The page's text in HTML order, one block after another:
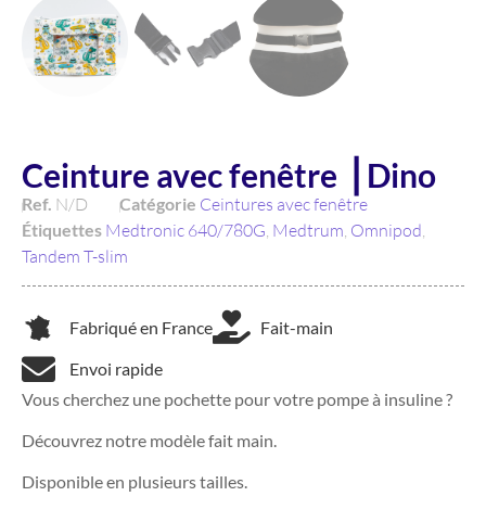
Ceinture avec fenêtre ⎥ Dino
Ref. N/D Catégorie Ceintures avec fenêtre
Étiquettes Medtronic 640/780G Medtrum Omnipod
Tandem T-slim
Fabriqué en France Fait-main
Envoi rapide
Vous cherchez une pochette pour votre pompe à insuline ?
Découvrez notre modèle fait main.
Disponible en plusieurs tailles.